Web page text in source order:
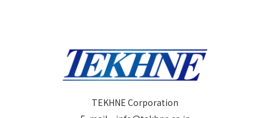
TEKHNE Corporation